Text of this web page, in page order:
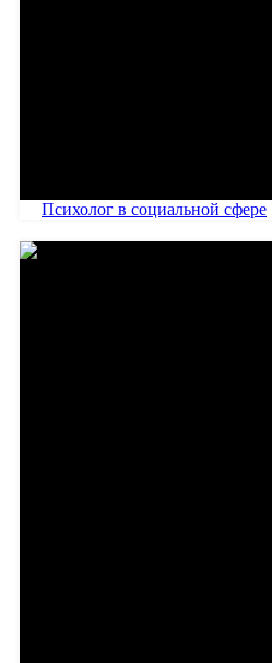
Психолог в социальной сфере